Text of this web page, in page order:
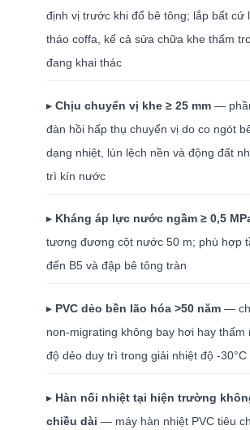
định vị trước khi đổ bê tông; lắp bất cứ
tháo coffa, kể cả sửa chữa khe thấm
đang khai thác
▸Chịu chuyển vị khe ≥ 25 mm —
đàn hồi hấp thụ chuyển vị do co ngót
dạng nhiệt, lún lệch nền và động đất
trì kín nước
▸ Kháng áp lực nước ngầm ≥ 0,5
tương đương cột nước 50 m; phù hợp
đến B5 và đập bê tông tràn
▸ PVC dẻo bền lão hóa >50 năm —
non-migrating không bay hơi hay thấm
độ dẻo duy trì trong giải nhiệt độ -30°C
▸ Hàn nối nhiệt tại hiện trường
chiều dài — máy hàn nhiệt PVC tiêu